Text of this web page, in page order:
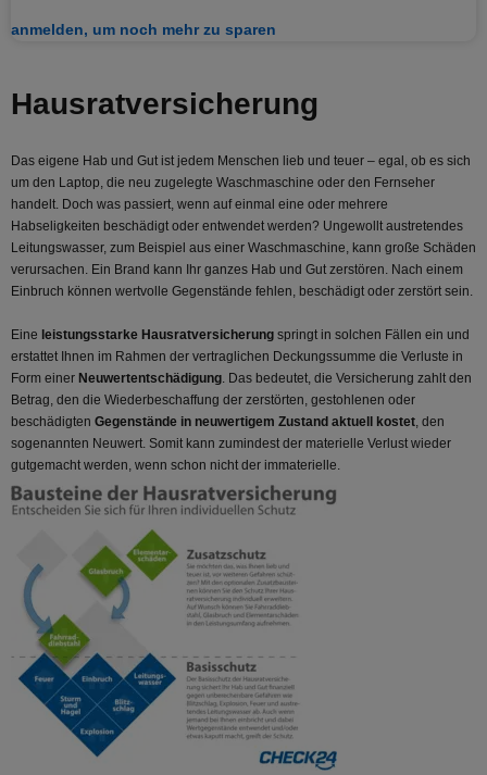
anmelden, um noch mehr zu sparen
Hausrat­versicherung
Das eigene Hab und Gut ist jedem Menschen lieb und teuer – egal, ob es sich
um den Laptop, die neu zugelegte Waschmaschine oder den Fernseher
handelt. Doch was passiert, wenn auf einmal eine oder mehrere
Habseligkeiten beschädigt oder entwendet werden? Ungewollt austretendes
Leitungswasser, zum Beispiel aus einer Waschmaschine, kann große Schäden
verursachen. Ein Brand kann Ihr ganzes Hab und Gut zerstören. Nach einem
Einbruch können wertvolle Gegenstände fehlen, beschädigt oder zerstört sein.
Eine leistungsstarke Hausratversicherung springt in solchen Fällen ein und
erstattet Ihnen im Rahmen der vertraglichen Deckungssumme die Verluste in
Form einer Neuwertentschädigung. Das bedeutet, die Versicherung zahlt den
Betrag, den die Wiederbeschaffung der zerstörten, gestohlenen oder
beschädigten Gegenstände in neuwertigem Zustand aktuell kostet, den
sogenannten Neuwert. Somit kann zumindest der materielle Verlust wieder
gutgemacht werden, wenn schon nicht der immaterielle.